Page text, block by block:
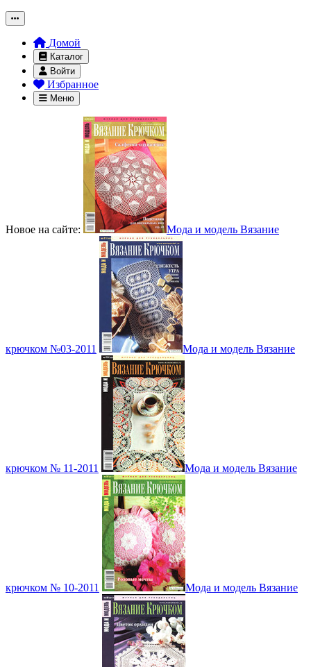
Домой
Каталог
Войти
Избранное
Меню
Новое на сайте: Мода и модель Вязание
крючком №03-2011 Мода и модель Вязание
крючком № 11-2011 Мода и модель Вязание
крючком № 10-2011 Мода и модель Вязание